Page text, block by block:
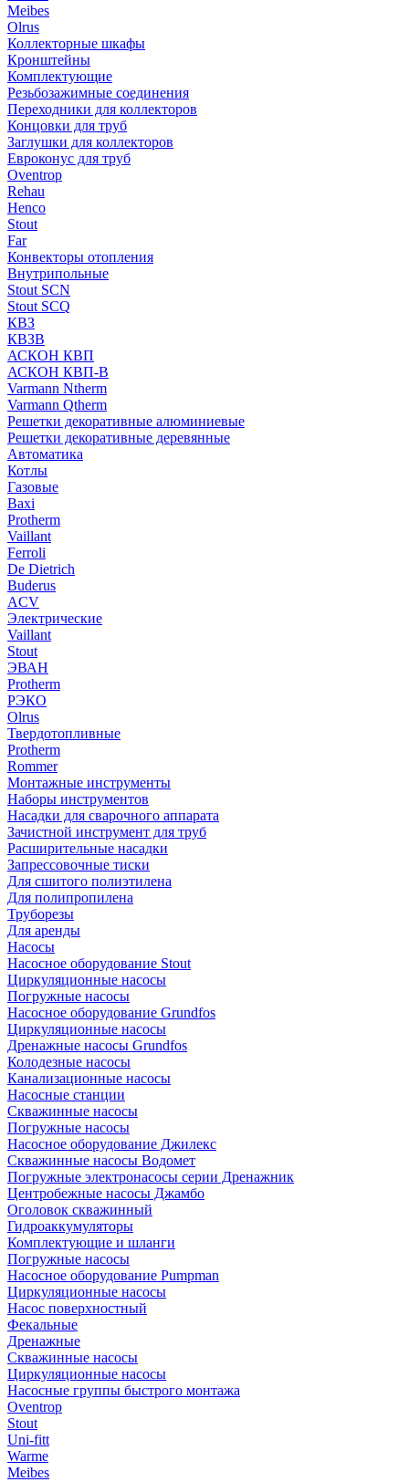
Meibes
Olrus
Коллекторные шкафы
Кронштейны
Комплектующие
Резьбозажимные соединения
Переходники для коллекторов
Концовки для труб
Заглушки для коллекторов
Евроконус для труб
Oventrop
Rehau
Henco
Stout
Far
Конвекторы отопления
Внутрипольные
Stout SCN
Stout SCQ
КВЗ
КВЗВ
АСКОН КВП
АСКОН КВП-В
Varmann Ntherm
Varmann Qtherm
Решетки декоративные алюминиевые
Решетки декоративные деревянные
Автоматика
Котлы
Газовые
Baxi
Protherm
Vaillant
Ferroli
De Dietrich
Buderus
ACV
Электрические
Vaillant
Stout
ЭВАН
Protherm
РЭКО
Olrus
Твердотопливные
Protherm
Rommer
Монтажные инструменты
Наборы инструментов
Насадки для сварочного аппарата
Зачистной инструмент для труб
Расширительные насадки
Запрессовочные тиски
Для сшитого полиэтилена
Для полипропилена
Труборезы
Для аренды
Насосы
Насосное оборудование Stout
Циркуляционные насосы
Погружные насосы
Насосное оборудование Grundfos
Циркуляционные насосы
Дренажные насосы Grundfos
Колодезные насосы
Канализационные насосы
Насосные станции
Скважинные насосы
Погружные насосы
Насосное оборудование Джилекс
Скважинные насосы Водомет
Погружные электронасосы серии Дренажник
Центробежные насосы Джамбо
Оголовок скважинный
Гидроаккумуляторы
Комплектующие и шланги
Погружные насосы
Насосное оборудование Pumpman
Циркуляционные насосы
Насос поверхностный
Фекальные
Дренажные
Скважинные насосы
Циркуляционные насосы
Насосные группы быстрого монтажа
Oventrop
Stout
Uni-fitt
Warme
Meibes